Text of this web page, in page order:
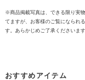
※商品掲載写真は、できる限り実
てますが、お客様のご覧になられ
す。あらかじめご了承くださいま
おすすめアイテム